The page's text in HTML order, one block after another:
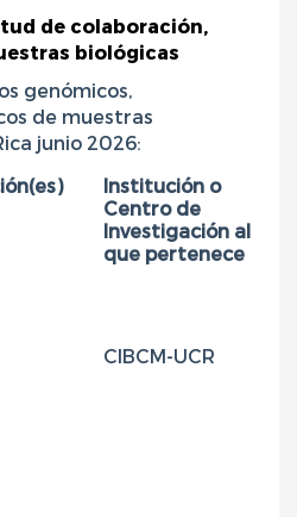
de colaboración,
biológicas
genómicos,
de muestras
junio 2026:
Institución o
Centro de
Investigación al
que pertenece
CIBCM-UCR